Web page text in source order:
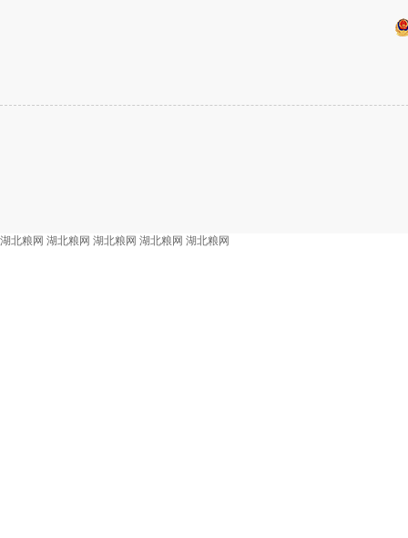
湖北粮网 湖北粮网 湖北粮网 湖北粮网 湖北粮网